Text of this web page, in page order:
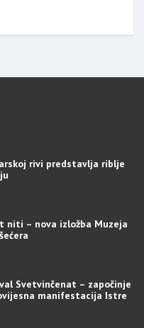
rivi predstavlja riblje
niti – nova izložba Muzeja
Svetvinčenat – započinje
manifestacija Istre